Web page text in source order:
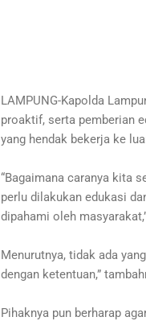
LAMPUNG-Kapolda
proaktif, serta pemberian
yang hendak bekerja ke
“Bagaimana caranya kita
perlu dilakukan edukasi
dipahami oleh
Menurutnya, tidak ada
dengan ketentuan,”
Pihaknya pun berharap